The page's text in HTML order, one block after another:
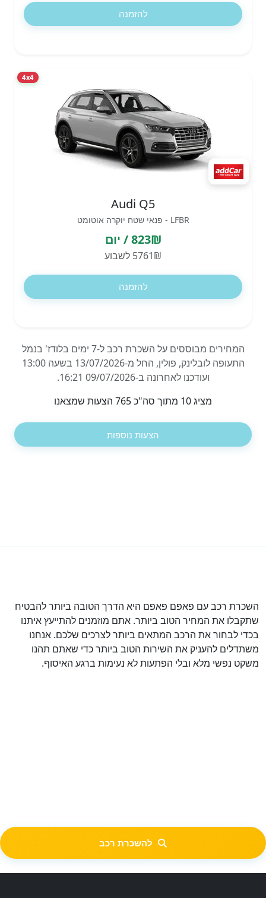
להזמנה
4x4
Audi Q5
LFBR - פנאי שטח יוקרה אוטומט
823₪ / יום
5761₪ לשבוע
להזמנה
המחירים מבוססים על השכרת רכב ל-7 ימים בלודז' בנמל
התעופה לובלינק, פולין, החל מ-13/07/2026 בשעה 13:00
ועודכנו לאחרונה ב-09/07/2026 16:21.
מציג 10 מתוך סה"כ 765 הצעות שמצאנו
הצעות נוספות
השכרת רכב עם פאפם פאפם היא הדרך הטובה ביותר להבטיח
שתקבלו את המחיר הטוב ביותר. אתם מוזמנים להתייעץ איתנו
בכדי לבחור את הרכב המתאים ביותר לצרכים שלכם. אנחנו
משתדלים להעניק את השירות הטוב ביותר כדי שאתם תהנו
משקט נפשי מלא ובלי הפתעות לא נעימות ברגע האיסוף.
להשכרת רכב